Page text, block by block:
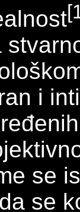
i
se
se